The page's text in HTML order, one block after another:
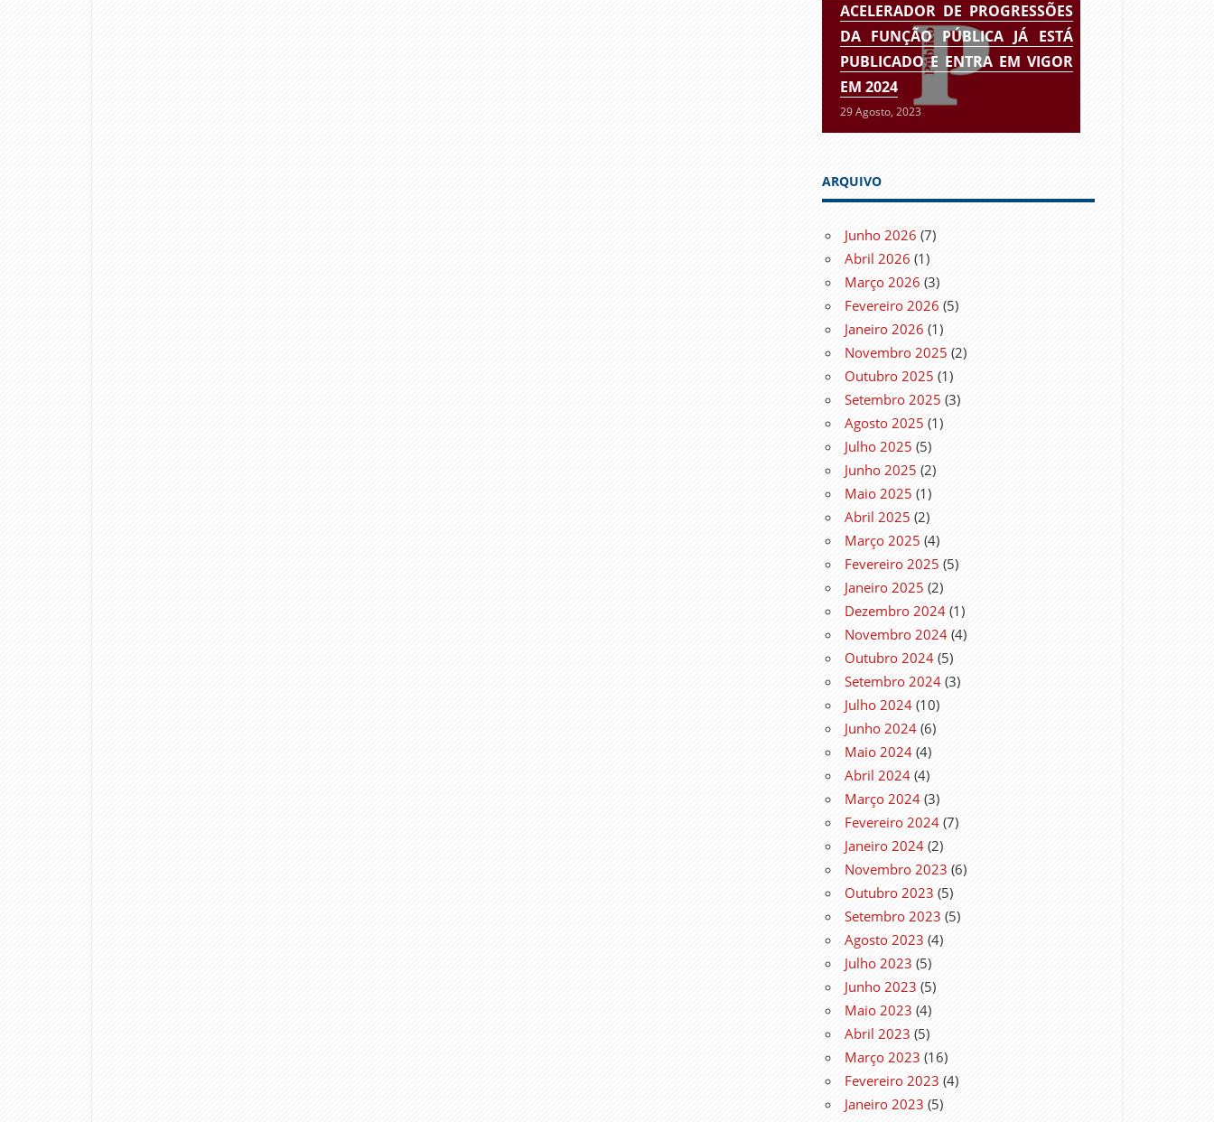
ACELERADOR DE PROGRESSÕES
DA FUNÇÃO PÚBLICA JÁ ESTÁ
PUBLICADO E ENTRA EM VIGOR
EM 2024
29 Agosto, 2023
ARQUIVO
Junho 2026 (7)
Abril 2026 (1)
Março 2026 (3)
Fevereiro 2026 (5)
Janeiro 2026 (1)
Novembro 2025 (2)
Outubro 2025 (1)
Setembro 2025 (3)
Agosto 2025 (1)
Julho 2025 (5)
Junho 2025 (2)
Maio 2025 (1)
Abril 2025 (2)
Março 2025 (4)
Fevereiro 2025 (5)
Janeiro 2025 (2)
Dezembro 2024 (1)
Novembro 2024 (4)
Outubro 2024 (5)
Setembro 2024 (3)
Julho 2024 (10)
Junho 2024 (6)
Maio 2024 (4)
Abril 2024 (4)
Março 2024 (3)
Fevereiro 2024 (7)
Janeiro 2024 (2)
Novembro 2023 (6)
Outubro 2023 (5)
Setembro 2023 (5)
Agosto 2023 (4)
Julho 2023 (5)
Junho 2023 (5)
Maio 2023 (4)
Abril 2023 (5)
Março 2023 (16)
Fevereiro 2023 (4)
Janeiro 2023 (5)